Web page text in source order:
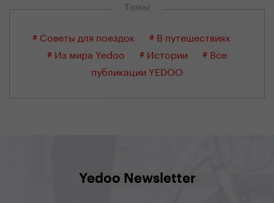
Темы
# Советы для поездок
# В путешествиях
# Из мира Yedoo
# Истории
# Все
публикации YEDOO
Yedoo Newsletter